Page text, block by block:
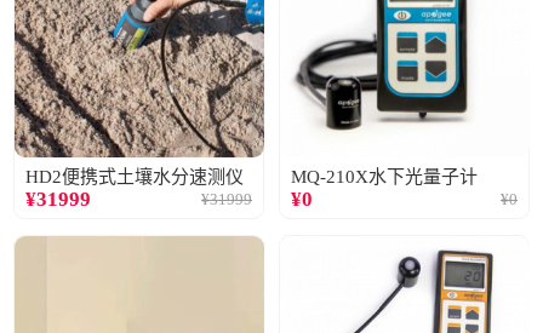
HD2便携式土壤水分速测仪
¥31999 ¥31999
MQ-210X水下光量子计
¥0 ¥0